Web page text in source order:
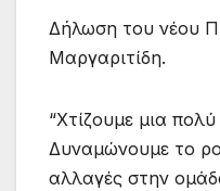
Δήλωση του νέου
Μαργαριτίδη.
“Χτίζουμε μια
Δυναμώνουμε το
αλλαγές στην